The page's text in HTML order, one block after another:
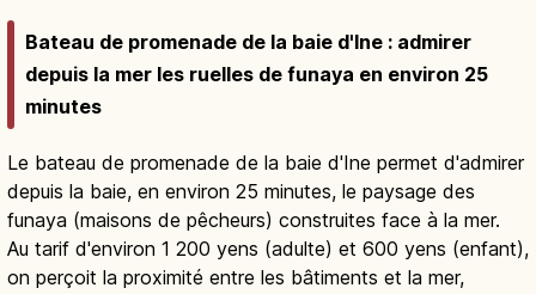
Bateau de promenade de la baie d'Ine : admirer
depuis la mer les ruelles de funaya en environ 25
minutes
Le bateau de promenade de la baie d'Ine permet d'admirer
depuis la baie, en environ 25 minutes, le paysage des
funaya (maisons de pêcheurs) construites face à la mer.
Au tarif d'environ 1 200 yens (adulte) et 600 yens (enfant),
on perçoit la proximité entre les bâtiments et la mer,